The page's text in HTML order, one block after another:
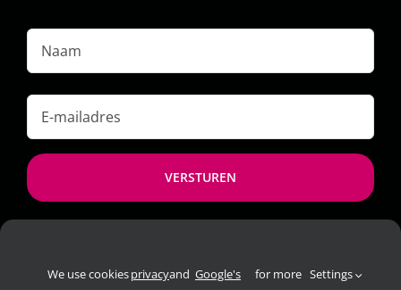
Naam
E-
mailadres
*
We use cookiesprivacyand Google's
for more Settings